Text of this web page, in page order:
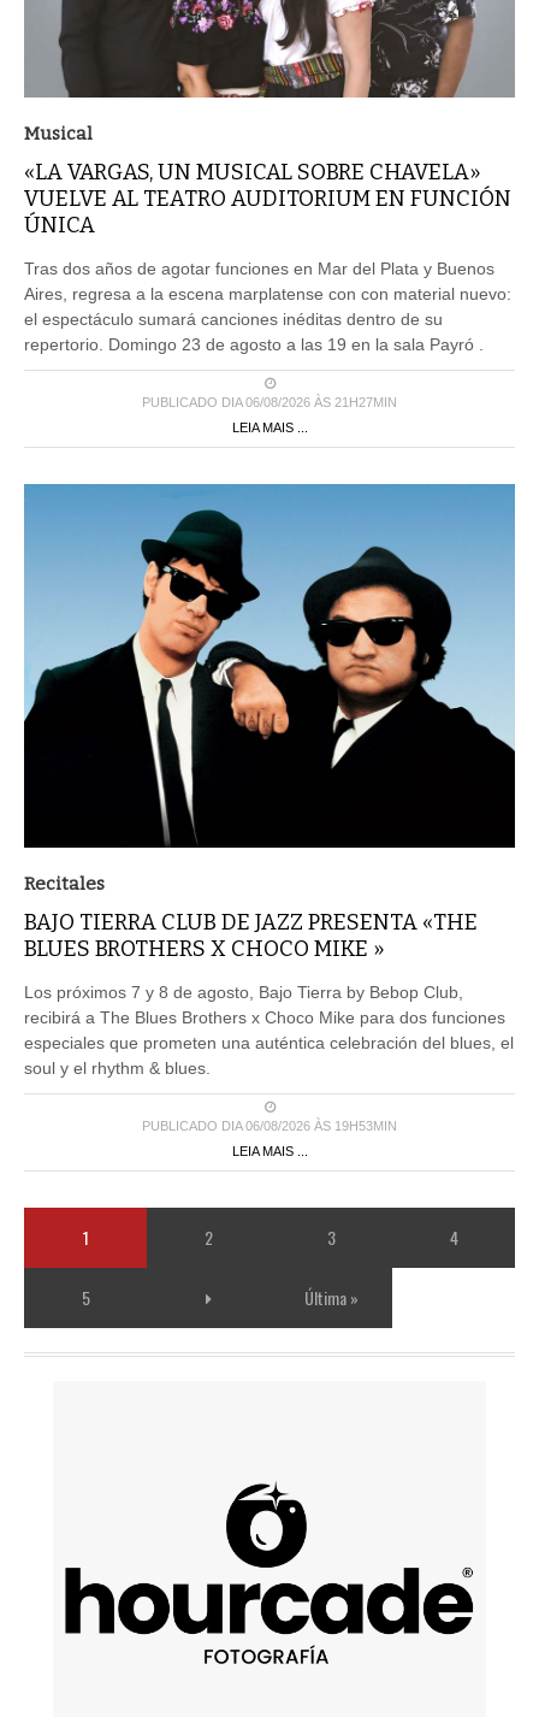
Musical
«LA VARGAS, UN MUSICAL SOBRE CHAVELA»
VUELVE AL TEATRO AUDITORIUM EN FUNCIÓN
ÚNICA
Tras dos años de agotar funciones en Mar del Plata y Buenos
Aires, regresa a la escena marplatense con con material nuevo:
el espectáculo sumará canciones inéditas dentro de su
repertorio. Domingo 23 de agosto a las 19 en la sala Payró .
PUBLICADO DIA 06/08/2026 ÀS 21H27MIN
LEIA MAIS ...
Recitales
BAJO TIERRA CLUB DE JAZZ PRESENTA «THE
BLUES BROTHERS X CHOCO MIKE »
Los próximos 7 y 8 de agosto, Bajo Tierra by Bebop Club,
recibirá a The Blues Brothers x Choco Mike para dos funciones
especiales que prometen una auténtica celebración del blues, el
soul y el rhythm & blues.
PUBLICADO DIA 06/08/2026 ÀS 19H53MIN
LEIA MAIS ...
1 2 3 4
5 Última »